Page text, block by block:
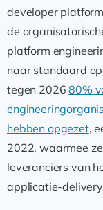
developer
de
platform
naar standaard
tegen 202680%
hebben opgezet,
2022, waarmee
leveranciers van
applicatie-